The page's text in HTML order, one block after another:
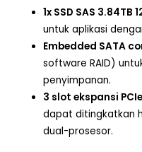
1x SSD SAS 3.84TB
untuk aplikasi
Embedded SATA
software RAID)
penyimpanan.
3 slot ekspansi PCIe
dapat ditingkatkan
dual-prosesor.